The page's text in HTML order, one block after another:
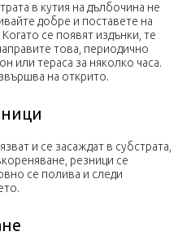
в кутия на дълбочина не
добре и поставете на
се появят издънки, те
това, периодично
или тераса за няколко часа.
на открито.
и се засаждат в субстрата,
резници се
се полива и следи